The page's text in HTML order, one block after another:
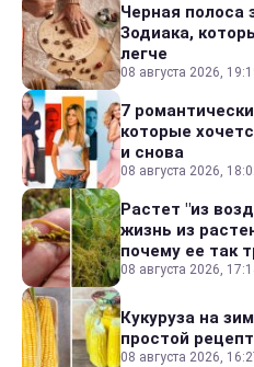
Черная полоса
Зодиака,
легче
08 августа 2026,
7
которые
и снова
08 августа 2026,
Растет "из
жизнь из
почему ее так
08 августа 2026,
Кукуруза на
простой
08 августа 2026,